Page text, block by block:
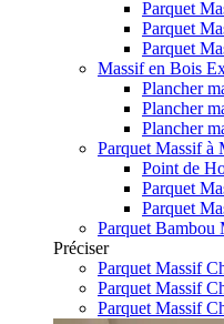
Parquet
Parquet
Parquet
Massif en Bois
Plancher
Plancher
Plancher
Parquet Massif à
Point de
Parquet
Parquet
Parquet Bambou
Préciser
Parquet Massif
Parquet Massif
Parquet Massif